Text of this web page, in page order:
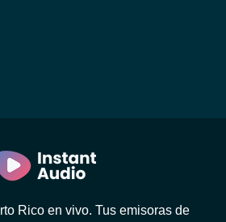
Rico en vivo. Tus emisoras de